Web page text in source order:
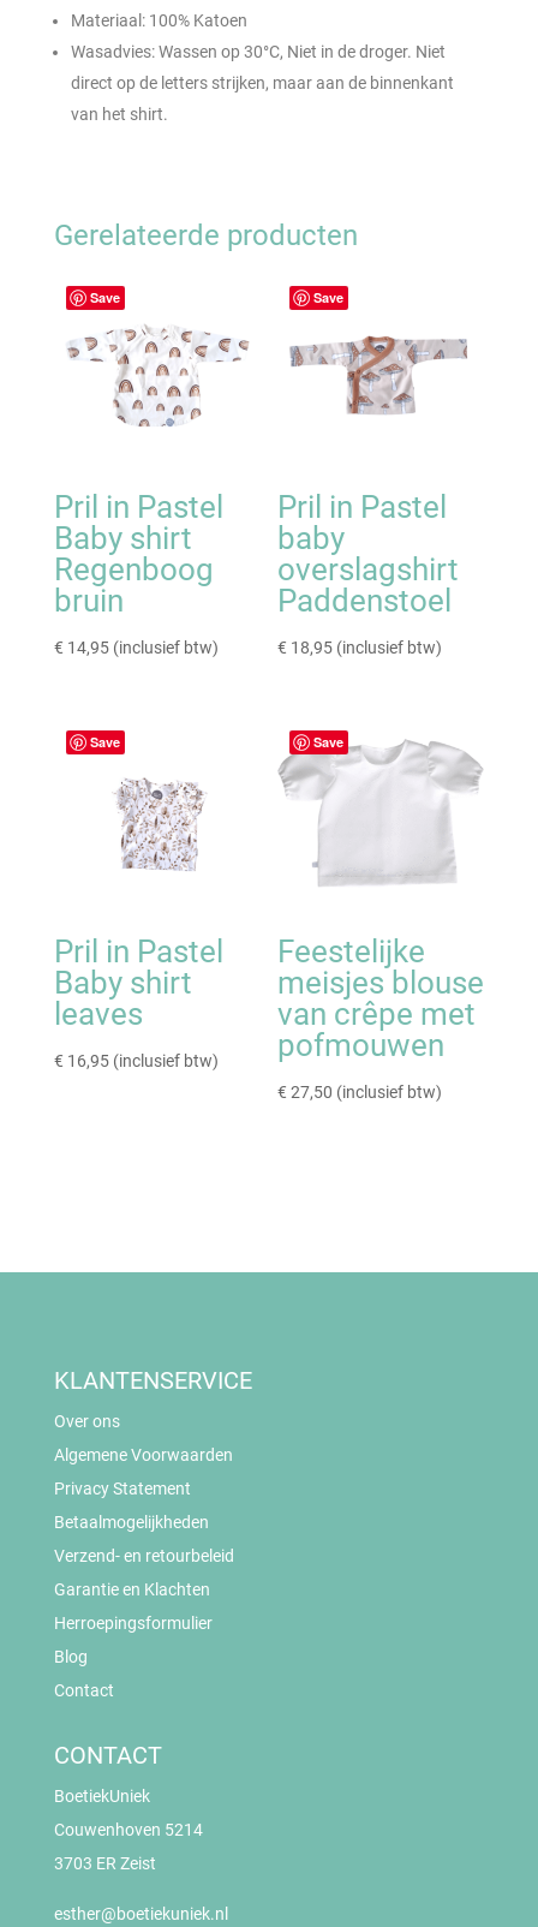
Materiaal: 100% Katoen
Wasadvies: Wassen op 30°C, Niet in de droger. Niet
direct op de letters strijken, maar aan de binnenkant
van het shirt.
Gerelateerde producten
Save
Pril in Pastel
Baby shirt
Regenboog
bruin
€ 14,95 (inclusief btw)
Save
Pril in Pastel
baby
overslagshirt
Paddenstoel
€ 18,95 (inclusief btw)
Save
Pril in Pastel
Baby shirt
leaves
€ 16,95 (inclusief btw)
Save
Feestelijke
meisjes blouse
van crêpe met
pofmouwen
€ 27,50 (inclusief btw)
KLANTENSERVICE
Over ons
Algemene Voorwaarden
Privacy Statement
Betaalmogelijkheden
Verzend- en retourbeleid
Garantie en Klachten
Herroepingsformulier
Blog
Contact
CONTACT
BoetiekUniek
Couwenhoven 5214
3703 ER Zeist
esther@boetiekuniek.nl